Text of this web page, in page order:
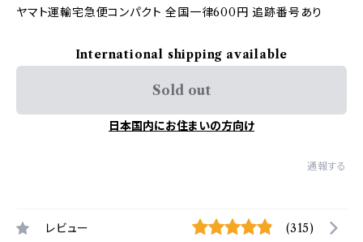
ヤマト運輸宅急便コンパクト 全国一律600円 追跡番号あり
International shipping available
Sold out
日本国内にお住まいの方向け
通報する
レビュー (315)